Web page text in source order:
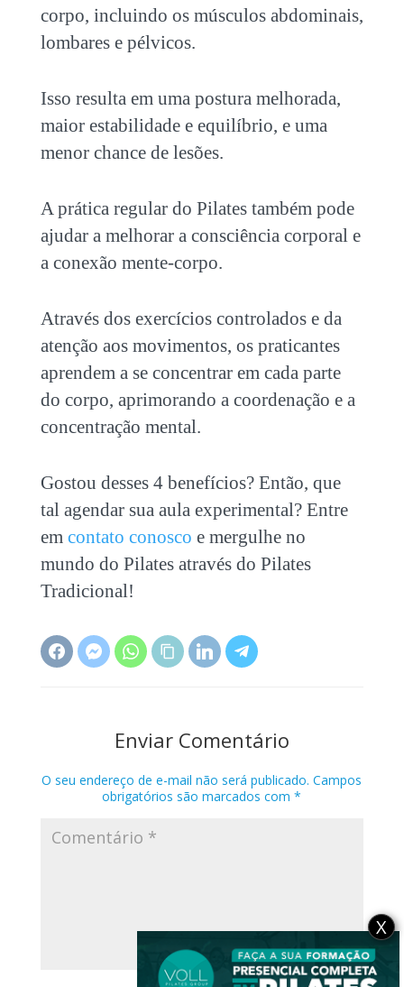
corpo, incluindo os músculos abdominais,
lombares e pélvicos.
Isso resulta em uma postura melhorada,
maior estabilidade e equilíbrio, e uma
menor chance de lesões.
A prática regular do Pilates também pode
ajudar a melhorar a consciência corporal e
a conexão mente-corpo.
Através dos exercícios controlados e da
atenção aos movimentos, os praticantes
aprendem a se concentrar em cada parte
do corpo, aprimorando a coordenação e a
concentração mental.
Gostou desses 4 benefícios? Então, que
tal agendar sua aula experimental? Entre
em contato conosco e mergulhe no
mundo do Pilates através do Pilates
Tradicional!
Enviar Comentário
O seu endereço de e-mail não será publicado. Campos
obrigatórios são marcados com*
X